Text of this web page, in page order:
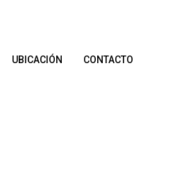
UBICACIÓN CONTACTO